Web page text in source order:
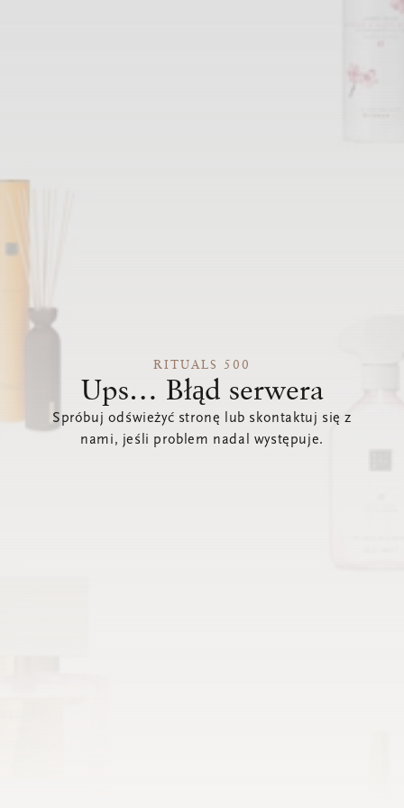
RITUALS 500
Ups… Błąd serwera
Spróbuj odświeżyć stronę lub skontaktuj się z
nami, jeśli problem nadal występuje.